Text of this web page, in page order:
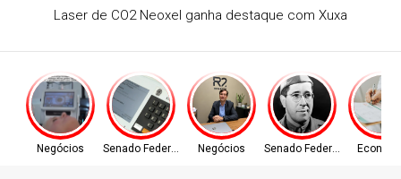
Laser de CO2 Neoxel ganha destaque com Xuxa
Negócios Senado Federal Negócios Senado Federal